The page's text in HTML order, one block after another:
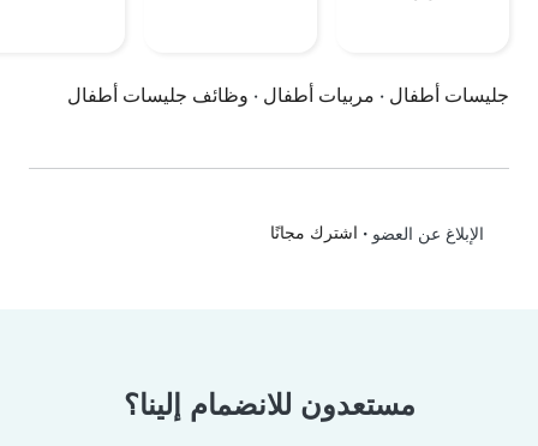
جليسات أطفال · مربيات أطفال · وظائف جليسات أطفال
الإبلاغ عن العضو • اشترك مجانًا
مستعدون للانضمام إلينا؟